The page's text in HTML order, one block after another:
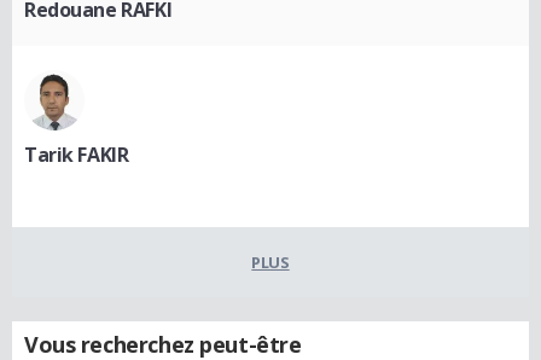
Redouane RAFKI
Tarik FAKIR
PLUS
Vous recherchez peut-être